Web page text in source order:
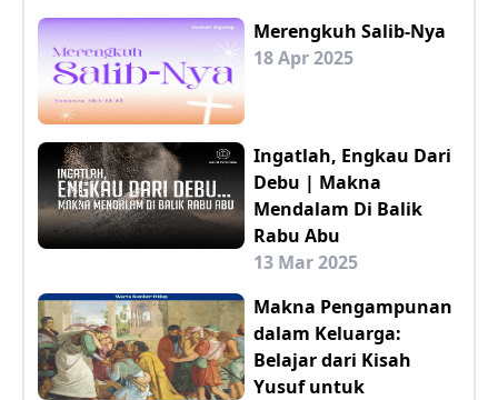
Merengkuh Salib-Nya
18 Apr 2025
Ingatlah, Engkau Dari
Debu | Makna
Mendalam Di Balik
Rabu Abu
13 Mar 2025
Makna Pengampunan
dalam Keluarga:
Belajar dari Kisah
Yusuf untuk